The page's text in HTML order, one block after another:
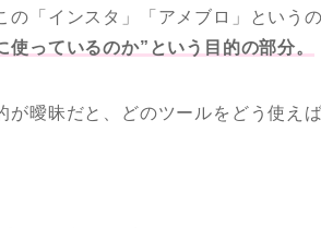
の「インスタ」「アメブロ」というの
使っているのか”という目的の部分。
が曖昧だと、どのツールをどう使え